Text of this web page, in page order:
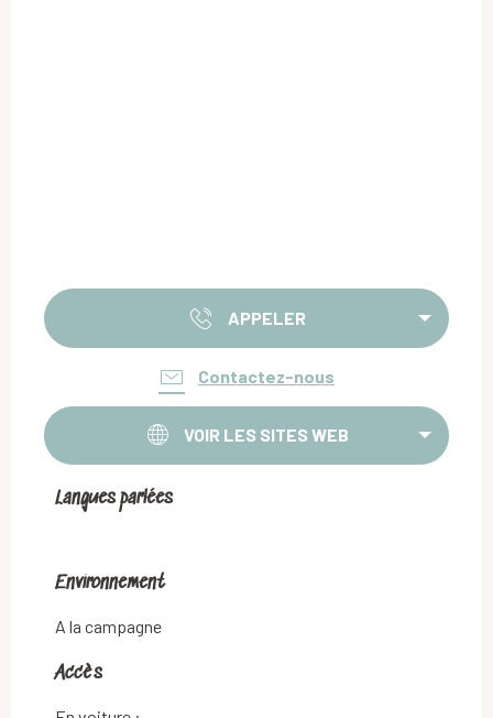
APPELER
Contactez-nous
VOIR LES SITES WEB
Langues parlées
Langues parlées
Environnement
Environnement
A la campagne
Accès
Accès